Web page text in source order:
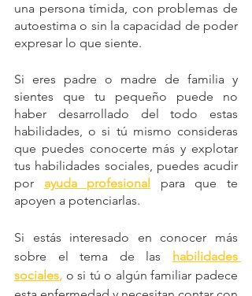
una persona tímida, con problemas de
autoestima o sin la capacidad de poder
expresar lo que siente.
Si eres padre o madre de familia y
sientes que tu pequeño puede no
haber desarrollado del todo estas
habilidades, o si tú mismo consideras
que puedes conocerte más y explotar
tus habilidades sociales, puedes acudir
por ayuda profesional para que te
apoyen a potenciarlas.
Si estás interesado en conocer más
sobre el tema de las
habilidades
sociales, o si tú o algún familiar padece